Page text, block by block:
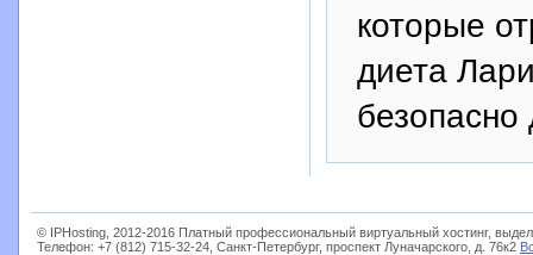
которые
диета
безопасно
© IPHosting, 2012-2016 Платный профессиональный виртуальный хостинг,
Телефон: +7 (812) 715-32-24, Санкт-Петербург, проспект Луначарского, д. 76к2